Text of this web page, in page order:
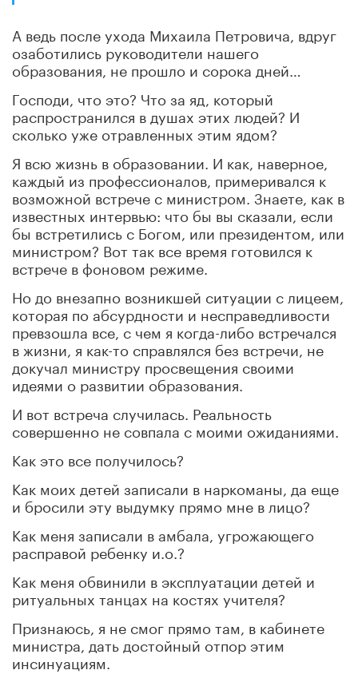
А ведь после ухода Михаила Петровича, вдруг
озаботились руководители нашего
образования, не прошло и сорока дней…
Господи, что это? Что за яд, который
распространился в душах этих людей? И
сколько уже отравленных этим ядом?
Я всю жизнь в образовании. И как, наверное,
каждый из профессионалов, примеривался к
возможной встрече с министром. Знаете, как в
известных интервью: что бы вы сказали, если
бы встретились с Богом, или президентом, или
министром? Вот так все время готовился к
встрече в фоновом режиме.
Но до внезапно возникшей ситуации с лицеем,
которая по абсурдности и несправедливости
превзошла все, с чем я когда-либо встречался
в жизни, я как-то справлялся без встречи, не
докучал министру просвещения своими
идеями о развитии образования.
И вот встреча случилась. Реальность
совершенно не совпала с моими ожиданиями.
Как это все получилось?
Как моих детей записали в наркоманы, да еще
и бросили эту выдумку прямо мне в лицо?
Как меня записали в амбала, угрожающего
расправой ребенку и.о.?
Как меня обвинили в эксплуатации детей и
ритуальных танцах на костях учителя?
Признаюсь, я не смог прямо там, в кабинете
министра, дать достойный отпор этим
инсинуациям.